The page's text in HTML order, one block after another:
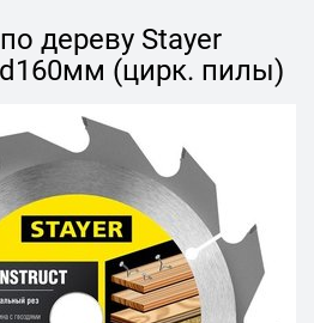
дереву Stayer
d160мм (цирк. пилы)